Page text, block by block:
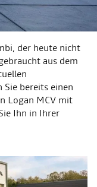
der heute nicht
aus dem
bereits einen
Logan MCV mit
Ihn in Ihrer